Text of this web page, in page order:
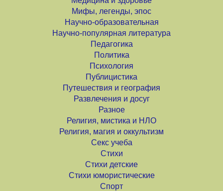
Мифы, легенды, эпос
Научно-образовательная
Научно-популярная литература
Педагогика
Политика
Психология
Публицистика
Путешествия и география
Развлечения и досуг
Разное
Религия, мистика и НЛО
Религия, магия и оккультизм
Секс учеба
Стихи
Стихи детские
Стихи юмористические
Спорт